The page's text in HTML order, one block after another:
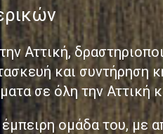
Αττική,
και συντήρηση
σε όλη την Αττική
ομάδα του, με